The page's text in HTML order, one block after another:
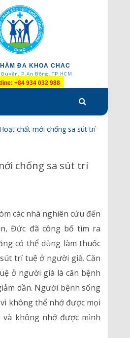
ĐA KHOA CHAC
P.An Đông, TP.HCM
+84 934 032 988
to
content
Hoạt chất mới chống sa sút trí
chống sa sút trí
các nhà nghiên cứu đến
Đức đã công bố tìm ra
có thể dùng làm thuốc
trí tuệ ở người già. Căn
ở người già là căn bệnh
dần. Người bệnh sống
không thể nhớ được mọi
không nhớ được mình